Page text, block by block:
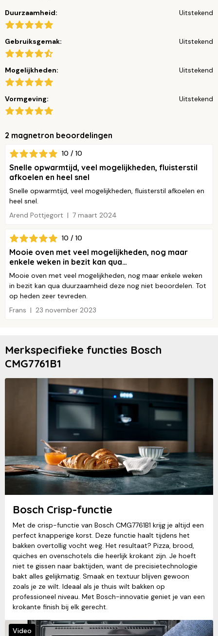
Duurzaamheid: Uitstekend
Gebruiksgemak: Uitstekend
Mogelijkheden: Uitstekend
Vormgeving: Uitstekend
2 magnetron beoordelingen
10 / 10
Snelle opwarmtijd, veel mogelijkheden, fluisterstil
afkoelen en heel snel
Snelle opwarmtijd, veel mogelijkheden, fluisterstil afkoelen en
heel snel.
Arend Pottjegort
7 maart 2024
10 / 10
Mooie oven met veel mogelijkheden, nog maar
enkele weken in bezit kan qua…
Mooie oven met veel mogelijkheden, nog maar enkele weken
in bezit kan qua duurzaamheid deze nog niet beoordelen. Tot
op heden zeer tevreden.
Frans
23 november 2023
Merkspecifieke functies Bosch
CMG7761B1
Bosch Crisp-functie
Met de crisp-functie van Bosch CMG7761B1 krijg je altijd een
perfect knapperige korst. Deze functie haalt tijdens het
bakken overtollig vocht weg. Het resultaat? Pizza, brood,
quiches en ovenschotels die heerlijk krokant zijn. Je hoeft
niet te gissen naar baktijden, want de precisietechnologie
bakt alles gelijkmatig. Smaak en textuur blijven gewoon
zoals je ze wilt. Ideaal als je thuis wilt bakken op
professioneel niveau. Met Bosch-innovatie geniet je van een
krokante finish bij elk gerecht.
Video